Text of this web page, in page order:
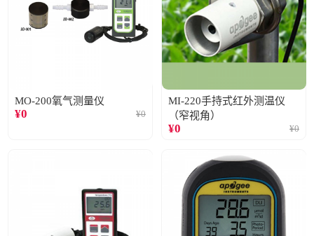
MO-200氧气测量仪
¥0 ¥0
MI-220手持式红外测温仪
（窄视角）
¥0 ¥0